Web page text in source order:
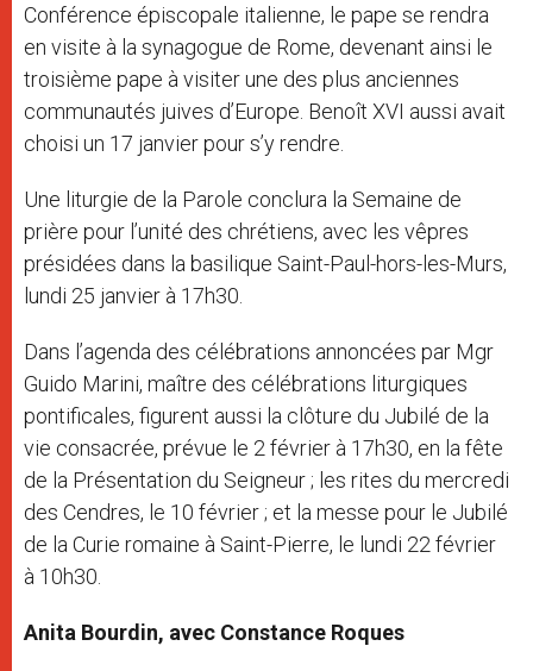
Conférence épiscopale italienne, le pape se rendra
en visite à la synagogue de Rome, devenant ainsi le
troisième pape à visiter une des plus anciennes
communautés juives d’Europe. Benoît XVI aussi avait
choisi un 17 janvier pour s’y rendre.
Une liturgie de la Parole conclura la Semaine de
prière pour l’unité des chrétiens, avec les vêpres
présidées dans la basilique Saint-Paul-hors-les-Murs,
lundi 25 janvier à 17h30.
Dans l’agenda des célébrations annoncées par Mgr
Guido Marini, maître des célébrations liturgiques
pontificales, figurent aussi la clôture du Jubilé de la
vie consacrée, prévue le 2 février à 17h30, en la fête
de la Présentation du Seigneur ; les rites du mercredi
des Cendres, le 10 février ; et la messe pour le Jubilé
de la Curie romaine à Saint-Pierre, le lundi 22 février
à 10h30.
Anita Bourdin, avec Constance Roques